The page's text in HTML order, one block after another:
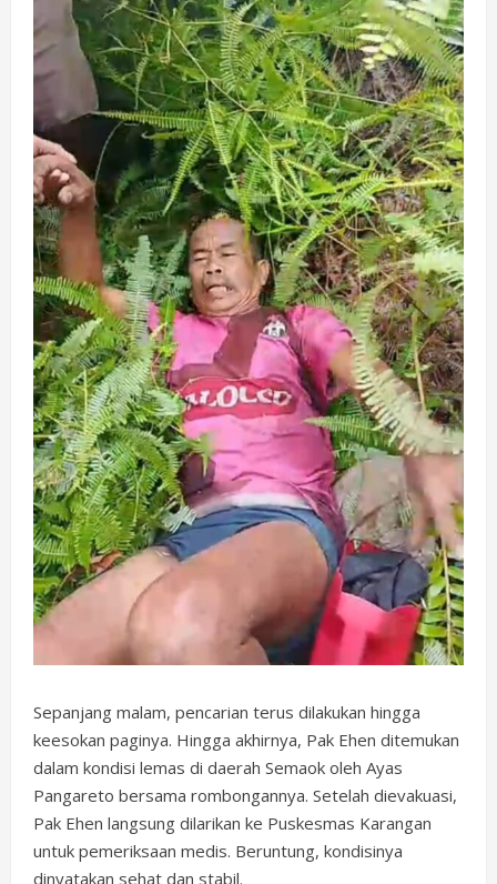
Sepanjang malam, pencarian terus dilakukan hingga
keesokan paginya. Hingga akhirnya, Pak Ehen ditemukan
dalam kondisi lemas di daerah Semaok oleh Ayas
Pangareto bersama rombongannya. Setelah dievakuasi,
Pak Ehen langsung dilarikan ke Puskesmas Karangan
untuk pemeriksaan medis. Beruntung, kondisinya
dinyatakan sehat dan stabil.